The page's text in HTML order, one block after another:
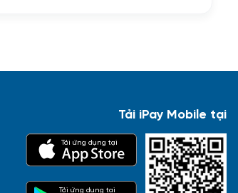
Tải iPay Mobile tại
Tải ứng dụng tại
Tải ứng dụng tại